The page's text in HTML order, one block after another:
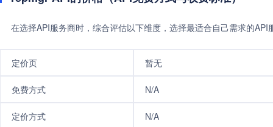
在选择API服务商时，综合评估以下维度，选择最适合自己需求的
定价页 暂无
免费方式 N/A
定价方式 N/A